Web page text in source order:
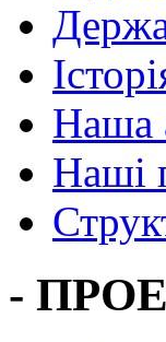
Наша
Наші
-